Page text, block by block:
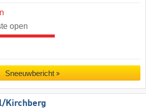
open
Sneeuwbericht
​Kirchberg